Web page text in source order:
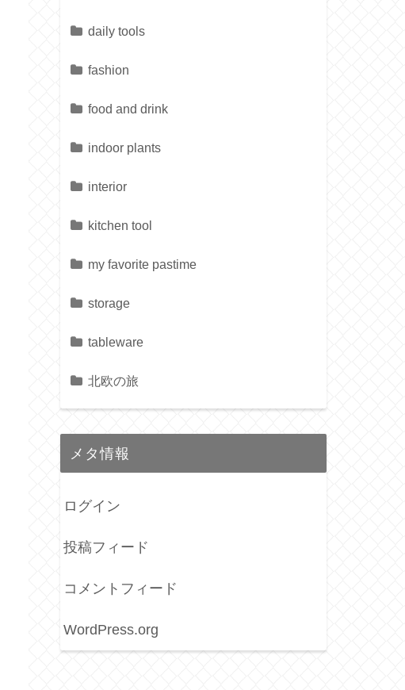
daily tools
fashion
food and drink
indoor plants
interior
kitchen tool
my favorite pastime
storage
tableware
北欧の旅
メタ情報
ログイン
投稿フィード
コメントフィード
WordPress.org